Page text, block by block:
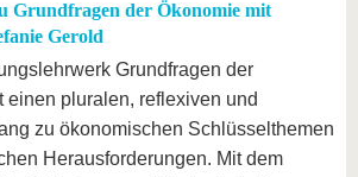
Grundfragen der Ökonomie mit
Gerold
Grundfragen der
einen pluralen, reflexiven und
zu ökonomischen Schlüsselthemen
Herausforderungen. Mit dem